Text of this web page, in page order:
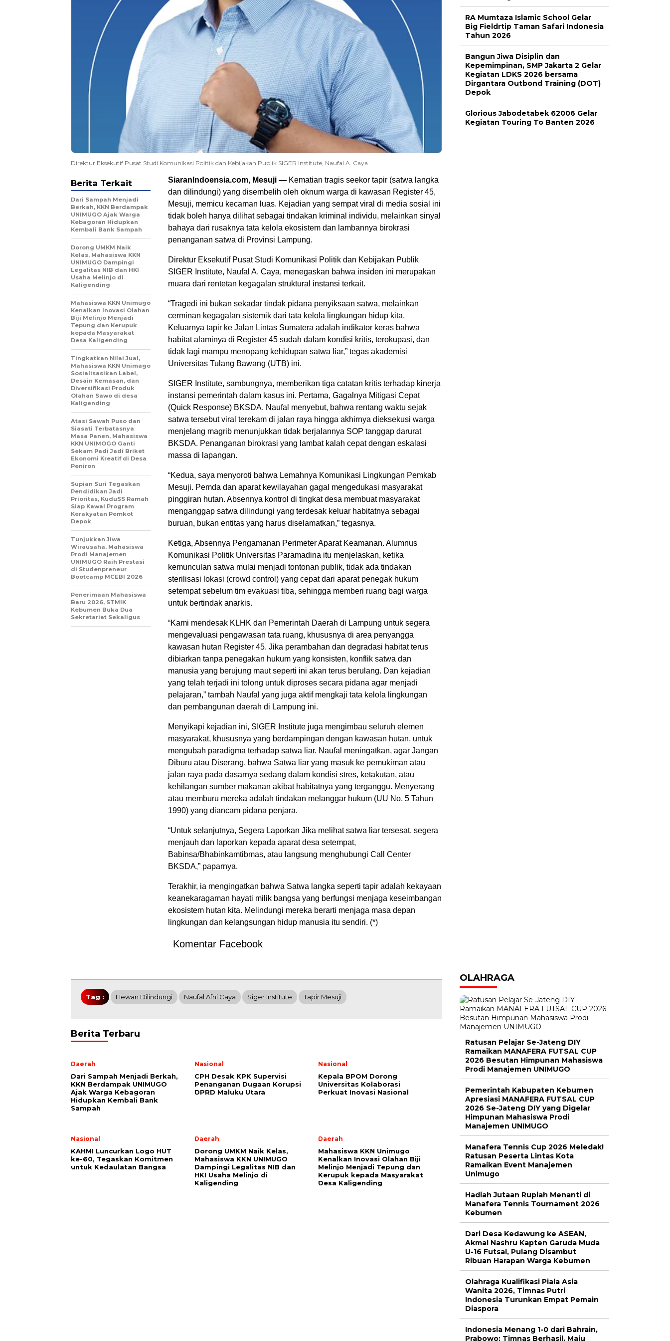
Direktur Eksekutif Pusat Studi Komunikasi Politik dan Kebijakan Publik SIGER Institute, Naufal A. Caya
SiaranIndoensia.com, Mesuji — Kematian tragis seekor tapir (satwa langka
dan dilindungi) yang disembelih oleh oknum warga di kawasan Register 45,
Mesuji, memicu kecaman luas. Kejadian yang sempat viral di media sosial ini
tidak boleh hanya dilihat sebagai tindakan kriminal individu, melainkan sinyal
bahaya dari rusaknya tata kelola ekosistem dan lambannya birokrasi
penanganan satwa di Provinsi Lampung.
Direktur Eksekutif Pusat Studi Komunikasi Politik dan Kebijakan Publik
SIGER Institute, Naufal A. Caya, menegaskan bahwa insiden ini merupakan
muara dari rentetan kegagalan struktural instansi terkait.
“Tragedi ini bukan sekadar tindak pidana penyiksaan satwa, melainkan
cerminan kegagalan sistemik dari tata kelola lingkungan hidup kita.
Keluarnya tapir ke Jalan Lintas Sumatera adalah indikator keras bahwa
habitat alaminya di Register 45 sudah dalam kondisi kritis, terokupasi, dan
tidak lagi mampu menopang kehidupan satwa liar,” tegas akademisi
Universitas Tulang Bawang (UTB) ini.
SIGER Institute, sambungnya, memberikan tiga catatan kritis terhadap kinerja
instansi pemerintah dalam kasus ini. Pertama, Gagalnya Mitigasi Cepat
(Quick Response) BKSDA. Naufal menyebut, bahwa rentang waktu sejak
satwa tersebut viral terekam di jalan raya hingga akhirnya dieksekusi warga
menjelang magrib menunjukkan tidak berjalannya SOP tanggap darurat
BKSDA. Penanganan birokrasi yang lambat kalah cepat dengan eskalasi
massa di lapangan.
“Kedua, saya menyoroti bahwa Lemahnya Komunikasi Lingkungan Pemkab
Mesuji. Pemda dan aparat kewilayahan gagal mengedukasi masyarakat
pinggiran hutan. Absennya kontrol di tingkat desa membuat masyarakat
menganggap satwa dilindungi yang terdesak keluar habitatnya sebagai
buruan, bukan entitas yang harus diselamatkan,” tegasnya.
Ketiga, Absennya Pengamanan Perimeter Aparat Keamanan. Alumnus
Komunikasi Politik Universitas Paramadina itu menjelaskan, ketika
kemunculan satwa mulai menjadi tontonan publik, tidak ada tindakan
sterilisasi lokasi (crowd control) yang cepat dari aparat penegak hukum
setempat sebelum tim evakuasi tiba, sehingga memberi ruang bagi warga
untuk bertindak anarkis.
“Kami mendesak KLHK dan Pemerintah Daerah di Lampung untuk segera
mengevaluasi pengawasan tata ruang, khususnya di area penyangga
kawasan hutan Register 45. Jika perambahan dan degradasi habitat terus
dibiarkan tanpa penegakan hukum yang konsisten, konflik satwa dan
manusia yang berujung maut seperti ini akan terus berulang. Dan kejadian
yang telah terjadi ini tolong untuk diproses secara pidana agar menjadi
pelajaran,” tambah Naufal yang juga aktif mengkaji tata kelola lingkungan
dan pembangunan daerah di Lampung ini.
Menyikapi kejadian ini, SIGER Institute juga mengimbau seluruh elemen
masyarakat, khususnya yang berdampingan dengan kawasan hutan, untuk
mengubah paradigma terhadap satwa liar. Naufal meningatkan, agar Jangan
Diburu atau Diserang, bahwa Satwa liar yang masuk ke pemukiman atau
jalan raya pada dasarnya sedang dalam kondisi stres, ketakutan, atau
kehilangan sumber makanan akibat habitatnya yang terganggu. Menyerang
atau memburu mereka adalah tindakan melanggar hukum (UU No. 5 Tahun
1990) yang diancam pidana penjara.
“Untuk selanjutnya, Segera Laporkan Jika melihat satwa liar tersesat, segera
menjauh dan laporkan kepada aparat desa setempat,
Babinsa/Bhabinkamtibmas, atau langsung menghubungi Call Center
BKSDA,” paparnya.
Terakhir, ia mengingatkan bahwa Satwa langka seperti tapir adalah kekayaan
keanekaragaman hayati milik bangsa yang berfungsi menjaga keseimbangan
ekosistem hutan kita. Melindungi mereka berarti menjaga masa depan
lingkungan dan kelangsungan hidup manusia itu sendiri. (*)
Komentar Facebook
Berita Terkait
Dari Sampah Menjadi
Berkah, KKN Berdampak
UNIMUGO Ajak Warga
Kebagoran Hidupkan
Kembali Bank Sampah
Dorong UMKM Naik
Kelas, Mahasiswa KKN
UNIMUGO Dampingi
Legalitas NIB dan HKI
Usaha Melinjo di
Kaligending
Mahasiswa KKN Unimugo
Kenalkan Inovasi Olahan
Biji Melinjo Menjadi
Tepung dan Kerupuk
kepada Masyarakat
Desa Kaligending
Tingkatkan Nilai Jual,
Mahasiswa KKN Unimago
Sosialisasikan Label,
Desain Kemasan, dan
Diversifikasi Produk
Olahan Sawo di desa
Kaligending
Atasi Sawah Puso dan
Siasati Terbatasnya
Masa Panen, Mahasiswa
KKN UNIMOGO Ganti
Sekam Padi Jadi Briket
Ekonomi Kreatif di Desa
Peniron
Supian Suri Tegaskan
Pendidikan Jadi
Prioritas, KuduSS Ramah
Siap Kawal Program
Kerakyatan Pemkot
Depok
Tunjukkan Jiwa
Wirausaha, Mahasiswa
Prodi Manajemen
UNIMUGO Raih Prestasi
di Studenpreneur
Bootcamp MCEBI 2026
Penerimaan Mahasiswa
Baru 2026, STMIK
Kebumen Buka Dua
Sekretariat Sekaligus
Tag : Hewan Dilindungi Naufal Afni Caya Siger Institute Tapir Mesuji
Berita Terbaru
Daerah
Dari Sampah Menjadi Berkah,
KKN Berdampak UNIMUGO
Ajak Warga Kebagoran
Hidupkan Kembali Bank
Sampah
Nasional
CPH Desak KPK Supervisi
Penanganan Dugaan Korupsi
DPRD Maluku Utara
Nasional
Kepala BPOM Dorong
Universitas Kolaborasi
Perkuat Inovasi Nasional
Nasional
KAHMI Luncurkan Logo HUT
ke-60, Tegaskan Komitmen
untuk Kedaulatan Bangsa
Daerah
Dorong UMKM Naik Kelas,
Mahasiswa KKN UNIMUGO
Dampingi Legalitas NIB dan
HKI Usaha Melinjo di
Kaligending
Daerah
Mahasiswa KKN Unimugo
Kenalkan Inovasi Olahan Biji
Melinjo Menjadi Tepung dan
Kerupuk kepada Masyarakat
Desa Kaligending
RA Mumtaza Islamic School Gelar
Big Fieldrtip Taman Safari Indonesia
Tahun 2026
Bangun Jiwa Disiplin dan
Kepemimpinan, SMP Jakarta 2 Gelar
Kegiatan LDKS 2026 bersama
Dirgantara Outbond Training (DOT)
Depok
Glorious Jabodetabek 62006 Gelar
Kegiatan Touring To Banten 2026
OLAHRAGA
Ratusan Pelajar Se-Jateng DIY
Ramaikan MANAFERA FUTSAL CUP
2026 Besutan Himpunan Mahasiswa
Prodi Manajemen UNIMUGO
Pemerintah Kabupaten Kebumen
Apresiasi MANAFERA FUTSAL CUP
2026 Se-Jateng DIY yang Digelar
Himpunan Mahasiswa Prodi
Manajemen UNIMUGO
Manafera Tennis Cup 2026 Meledak!
Ratusan Peserta Lintas Kota
Ramaikan Event Manajemen
Unimugo
Hadiah Jutaan Rupiah Menanti di
Manafera Tennis Tournament 2026
Kebumen
Dari Desa Kedawung ke ASEAN,
Akmal Nashru Kapten Garuda Muda
U-16 Futsal, Pulang Disambut
Ribuan Harapan Warga Kebumen
Olahraga Kualifikasi Piala Asia
Wanita 2026, Timnas Putri
Indonesia Turunkan Empat Pemain
Diaspora
Indonesia Menang 1-0 dari Bahrain,
Prabowo: Timnas Berhasil, Maju